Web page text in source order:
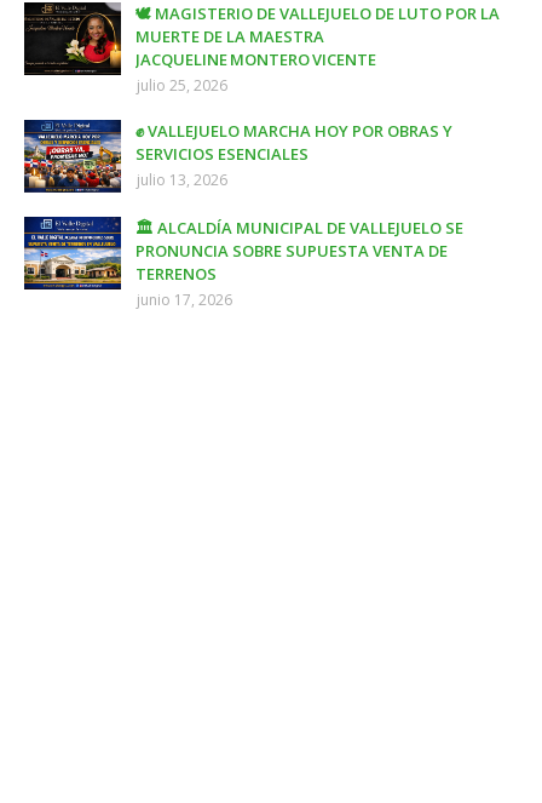
🕊️ MAGISTERIO DE VALLEJUELO DE LUTO POR LA
MUERTE DE LA MAESTRA
JACQUELINE MONTERO VICENTE
julio 25, 2026
✊ VALLEJUELO MARCHA HOY POR OBRAS Y
SERVICIOS ESENCIALES
julio 13, 2026
🏛️ ALCALDÍA MUNICIPAL DE VALLEJUELO SE
PRONUNCIA SOBRE SUPUESTA VENTA DE
TERRENOS
junio 17, 2026